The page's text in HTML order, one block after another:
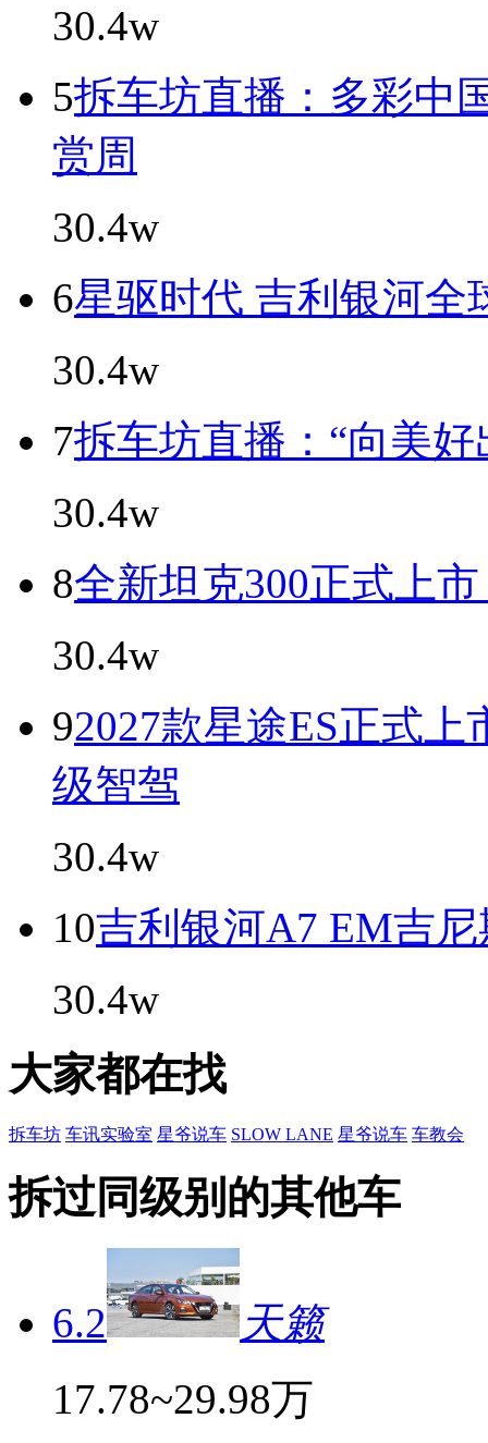
30.4w
5拆车坊直播：多彩中
赏周
30.4w
6星驱时代 吉利银河全
30.4w
7拆车坊直播：“向美
30.4w
8全新坦克300正式上
30.4w
92027款星途ES正式
级智驾
30.4w
10吉利银河A7 EM吉
30.4w
大家都在找
拆车坊 车讯实验室 星爷说车 SLOW LANE 星爷说车 车教会
拆过同级别的其他车
6.2
天籁
17.78~29.98万